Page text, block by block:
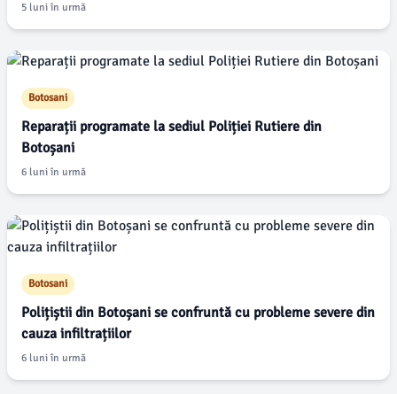
5 luni în urmă
Botosani
Reparații programate la sediul Poliției Rutiere din
Botoșani
6 luni în urmă
Botosani
Polițiștii din Botoșani se confruntă cu probleme severe din
cauza infiltrațiilor
6 luni în urmă